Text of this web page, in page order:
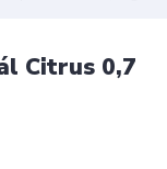
Citrus 0,7